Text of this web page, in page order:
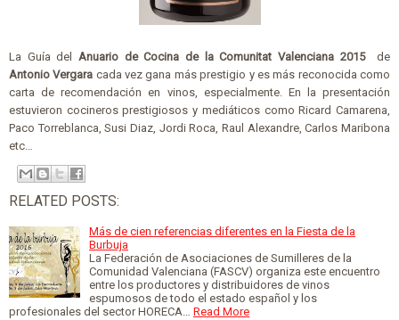
La Guía del Anuario de Cocina de la Comunitat Valenciana 2015de
Antonio Vergara cada vez gana más prestigio y es más reconocida como
carta de recomendación en vinos, especialmente. En la presentación
estuvieron cocineros prestigiosos y mediáticos como Ricard Camarena,
Paco Torreblanca, Susi Diaz, Jordi Roca, Raul Alexandre, Carlos Maribona
etc…
RELATED POSTS:
Más de cien referencias diferentes en la Fiesta de la
Burbuja
La Federación de Asociaciones de Sumilleres de la
Comunidad Valenciana (FASCV) organiza este encuentro
entre los productores y distribuidores de vinos
espumosos de todo el estado español y los
profesionales del sector HORECA… Read More